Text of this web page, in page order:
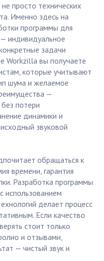
просто технических
Именно здесь на
программы для
индивидуальное
задачи
Workzilla вы получаете
которые учитывают
шума и желаемое
—
потери
динамики и
звуковой
обращаться к
времени, гарантия
Разработка программы
использованием
делает процесс
Если качество
стоит только
и отзывами,
— чистый звук и